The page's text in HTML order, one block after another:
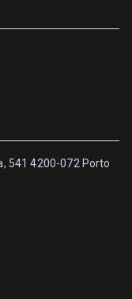
541 4200-072 Porto